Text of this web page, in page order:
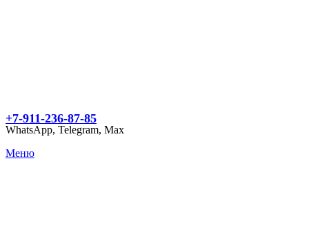
+7-911-236-87-85
WhatsApp, Telegram, Max
Меню